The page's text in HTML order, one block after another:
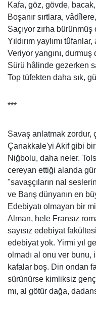
Kafa, göz, gövde,
Boşanır sırtlara,
Saçıyor zırha
Yıldırım yaylımı
Veriyor yangını, durmuş
Sürü hâlinde gezerken
Top tüfekten daha sık,
***
Savaş anlatmak zordur,
Çanakkale'yi Akif gibi bir
Niğbolu, daha neler.
cereyan ettiği alanda
"savaşçıların nal
ve Barış dünyanın en
Edebiyatı olmayan bir
Alman, hele Fransız
sayısız edebiyat
edebiyat yok. Yirmi yıl
olmadı al onu ver bunu,
kafalar boş. Din ondan
sürünürse kimliksiz
mı, al götür dağa,